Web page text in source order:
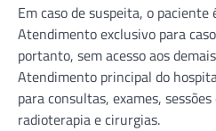
Em caso de suspeita, o
Atendimento exclusivo para
portanto, sem acesso aos
Atendimento principal do
para consultas, exames,
radioterapia e cirurgias.